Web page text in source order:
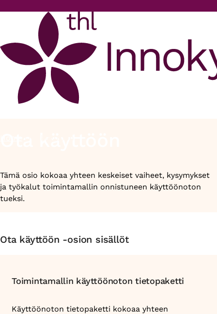
Tämä osio kokoaa yhteen keskeiset vaiheet, kysymykset
ja työkalut toimintamallin onnistuneen käyttöönoton
tueksi.
Ota käyttöön -osion sisällöt
Toimintamallin käyttöönoton tietopaketti
Käyttöönoton tietopaketti kokoaa yhteen